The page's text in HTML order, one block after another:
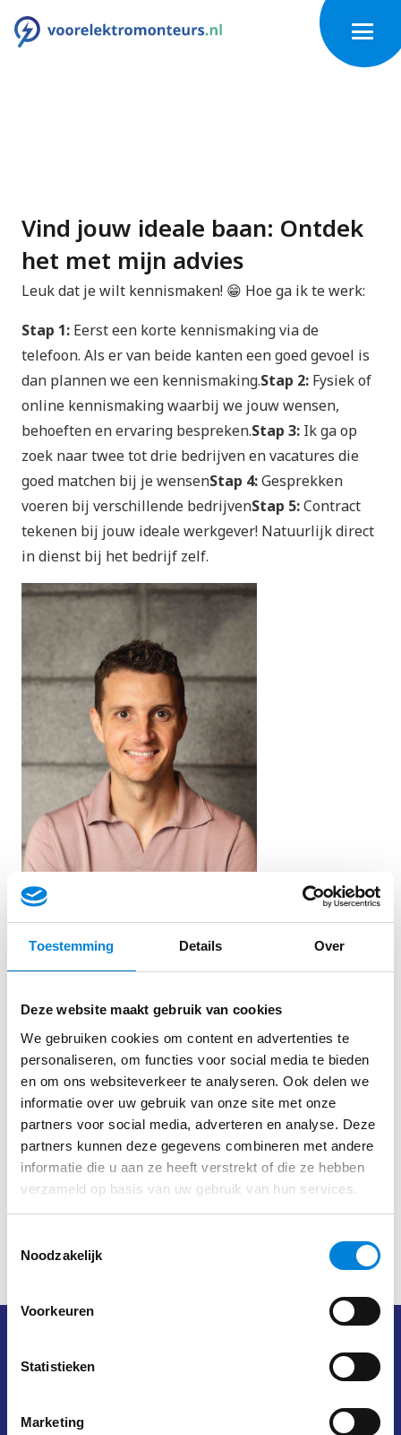
Toestemming Details Over
Deze website maakt gebruik van cookies
We gebruiken cookies om content en advertenties te
personaliseren, om functies voor social media te bieden
en om ons websiteverkeer te analyseren. Ook delen we
informatie over uw gebruik van onze site met onze
partners voor social media, adverteren en analyse. Deze
partners kunnen deze gegevens combineren met andere
informatie die u aan ze heeft verstrekt of die ze hebben
verzameld op basis van uw gebruik van hun services.
Noodzakelijk
Voorkeuren
Statistieken
Marketing
Vind jouw ideale baan: Ontdek
het met mijn advies
Leuk dat je wilt kennismaken! 😁 Hoe ga ik te werk:
Stap 1: Eerst een korte kennismaking via de
telefoon. Als er van beide kanten een goed gevoel is
dan plannen we een kennismaking.Stap 2: Fysiek of
online kennismaking waarbij we jouw wensen,
behoeften en ervaring bespreken.Stap 3: Ik ga op
zoek naar twee tot drie bedrijven en vacatures die
goed matchen bij je wensenStap 4:Gesprekken
voeren bij verschillende bedrijvenStap 5:Contract
tekenen bij jouw ideale werkgever! Natuurlijk direct
in dienst bij het bedrijf zelf.
Vul hieronder je contactgegevens in en dan neem ik
content. Al meer dan 2000 Elektromonteurs zijn lid!